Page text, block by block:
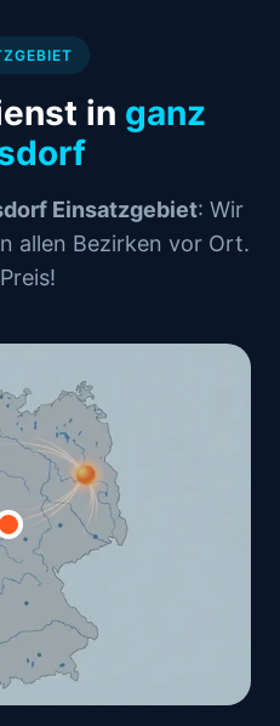
in ganz
Einsatzgebiet: Wir
allen Bezirken vor Ort.